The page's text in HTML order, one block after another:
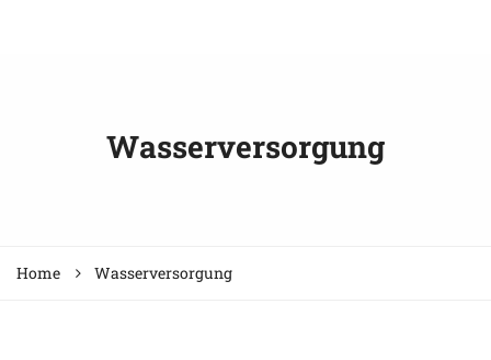
Wasserversorgung
Home Wasserversorgung